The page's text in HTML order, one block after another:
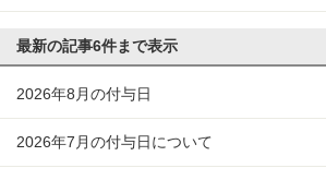
最新の記事6件まで表示
2026年8月の付与日
2026年7月の付与日について